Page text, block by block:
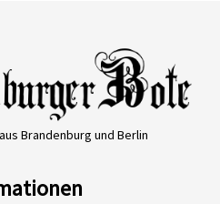
Brandenburg und Berlin